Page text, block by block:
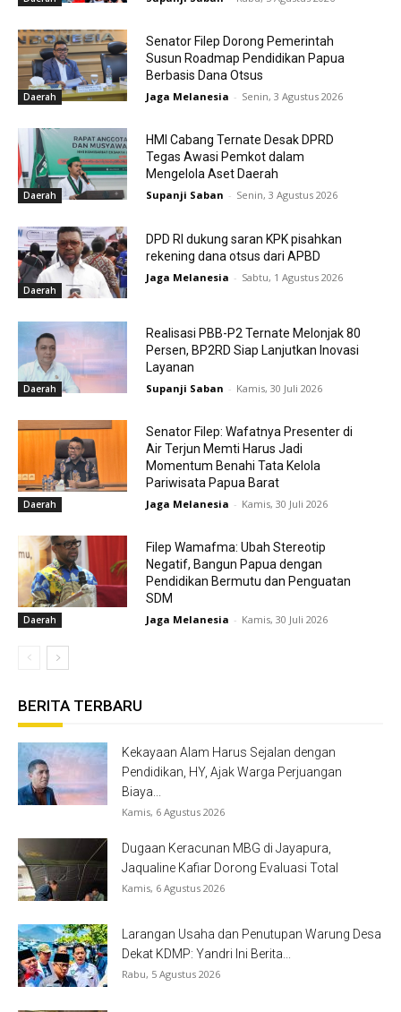
Daerah
Senator Filep Dorong Pemerintah
Susun Roadmap Pendidikan Papua
Berbasis Dana Otsus
Jaga Melanesia - Senin, 3 Agustus 2026
Daerah
HMI Cabang Ternate Desak DPRD
Tegas Awasi Pemkot dalam
Mengelola Aset Daerah
Supanji Saban - Senin, 3 Agustus 2026
Daerah
DPD RI dukung saran KPK pisahkan
rekening dana otsus dari APBD
Jaga Melanesia - Sabtu, 1 Agustus 2026
Daerah
Realisasi PBB-P2 Ternate Melonjak 80
Persen, BP2RD Siap Lanjutkan Inovasi
Layanan
Supanji Saban - Kamis, 30 Juli 2026
Daerah
Senator Filep: Wafatnya Presenter di
Air Terjun Memti Harus Jadi
Momentum Benahi Tata Kelola
Pariwisata Papua Barat
Jaga Melanesia - Kamis, 30 Juli 2026
Daerah
Filep Wamafma: Ubah Stereotip
Negatif, Bangun Papua dengan
Pendidikan Bermutu dan Penguatan
SDM
Jaga Melanesia - Kamis, 30 Juli 2026
BERITA TERBARU
Kekayaan Alam Harus Sejalan dengan
Pendidikan, HY, Ajak Warga Perjuangan
Biaya...
Kamis, 6 Agustus 2026
Dugaan Keracunan MBG di Jayapura,
Jaqualine Kafiar Dorong Evaluasi Total
Kamis, 6 Agustus 2026
Larangan Usaha dan Penutupan Warung Desa
Dekat KDMP: Yandri Ini Berita...
Rabu, 5 Agustus 2026